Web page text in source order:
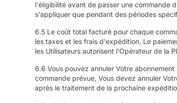
l'éligibilité avant de passer une commande
s'appliquer que pendant des périodes
6.5 Le coût total facturé pour chaque
les taxes et les frais d'expédition. Le
les Utilisateurs autorisent l'Opérateur de la
6.6 Vous pouvez annuler Votre
commande prévue, Vous devez annuler
après le traitement de la prochaine